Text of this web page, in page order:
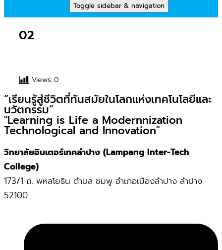
Toggle sidebar & navigation
02
Views:0
“เรียนรู้สู่ชีวิตที่ทันสมัยในโลกแห่งเทคโนโลยีและ
นวัตกรรม”
"Learning is Life a Modernnization
Technological and Innovation"
วิทยาลัยอินเตอร์เทคลำปาง (Lampang Inter-Tech
College)
173/1 ถ. พหลโยธิน ตำบล ชมพู อำเภอเมืองลำปาง ลำปาง
52100